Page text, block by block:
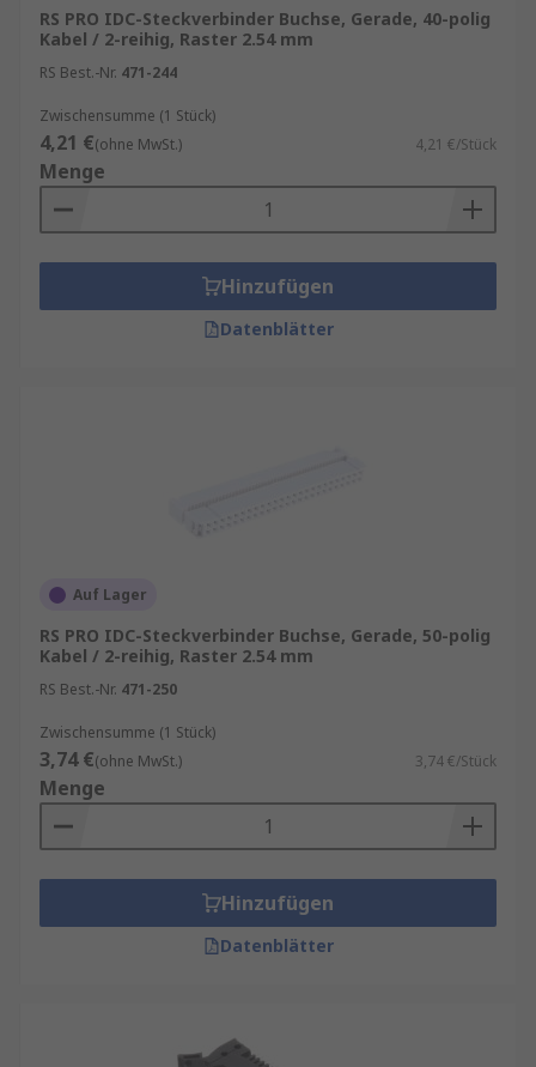
RS PRO IDC-Steckverbinder Buchse, Gerade, 40-polig
Kabel / 2-reihig, Raster 2.54 mm
RS Best.-Nr. 471-244
Zwischensumme (1 Stück)
4,21 €(ohne MwSt.) 4,21 €/Stück
Menge
Hinzufügen
Datenblätter
Auf Lager
RS PRO IDC-Steckverbinder Buchse, Gerade, 50-polig
Kabel / 2-reihig, Raster 2.54 mm
RS Best.-Nr. 471-250
Zwischensumme (1 Stück)
3,74 €(ohne MwSt.) 3,74 €/Stück
Menge
Hinzufügen
Datenblätter